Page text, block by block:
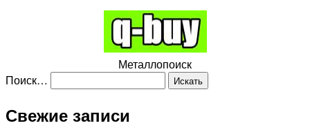
Металлопоиск
Поиск…
Свежие записи